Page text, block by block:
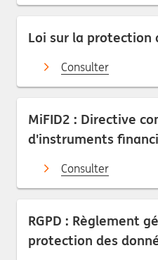
Loi sur la protection
Consulter
MiFID2 : Directive
d'instruments
Consulter
RGPD : Règlement
protection des